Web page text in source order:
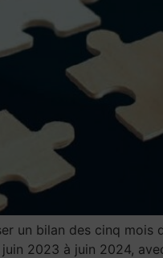
un bilan des cinq mois
2023 à juin 2024,